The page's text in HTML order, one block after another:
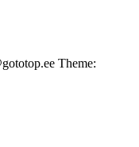
Theme: